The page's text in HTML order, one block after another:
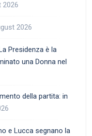
2026
2026
Presidenza è la
una Donna nel
della partita: in
e Lucca segnano la